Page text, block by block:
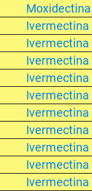
Moxidectina
Ivermectina
Ivermectina
Ivermectina
Ivermectina
Ivermectina
Ivermectina
Ivermectina
Ivermectina
Ivermectina
Ivermectina